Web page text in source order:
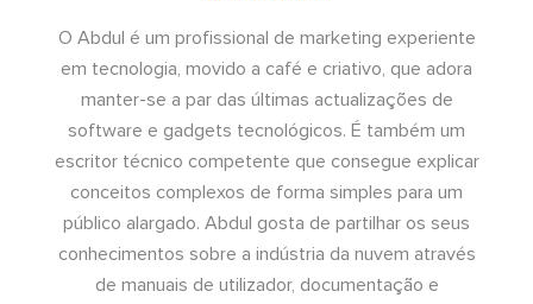
O Abdul é um profissional de marketing experiente
em tecnologia, movido a café e criativo, que adora
manter-se a par das últimas actualizações de
software e gadgets tecnológicos. É também um
escritor técnico competente que consegue explicar
conceitos complexos de forma simples para um
público alargado. Abdul gosta de partilhar os seus
conhecimentos sobre a indústria da nuvem através
de manuais de utilizador, documentação e